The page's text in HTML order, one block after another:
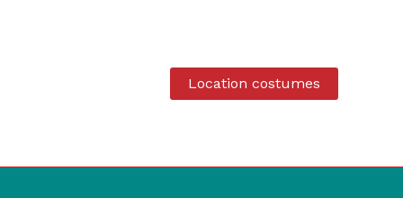
Location costumes